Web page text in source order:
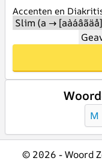
Accenten en
M
© 2026 -Woord